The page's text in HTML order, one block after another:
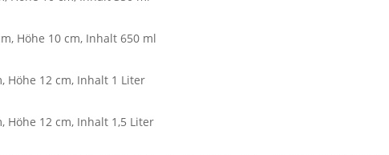
Höhe 10 cm, Inhalt 650 ml
Höhe 12 cm, Inhalt 1 Liter
Höhe 12 cm, Inhalt 1,5 Liter